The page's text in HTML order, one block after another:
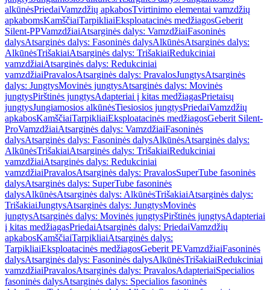
alkūnėsPriedaiVamzdžių apkabosTvirtinimo elementai vamzdžių
apkabomsKamščiaiTarpikliaiEksploatacinės medžiagosGeberit
Silent-PPVamzdžiaiAtsarginės dalys: VamzdžiaiFasoninės
dalysAtsarginės dalys: Fasoninės dalysAlkūnėsAtsarginės dalys:
AlkūnėsTrišakiaiAtsarginės dalys: TrišakiaiRedukciniai
vamzdžiaiAtsarginės dalys: Redukciniai
vamzdžiaiPravalosAtsarginės dalys: PravalosJungtysAtsarginės
dalys: JungtysMovinės jungtysAtsarginės dalys: Movinės
jungtysPirštinės jungtysAdapteriai į kitas medžiagasPrietaisų
jungtysJungiamosios alkūnėsTiesiosios jungtysPriedaiVamzdžių
apkabosKamščiaiTarpikliaiEksploatacinės medžiagosGeberit Silent-
ProVamzdžiaiAtsarginės dalys: VamzdžiaiFasoninės
dalysAtsarginės dalys: Fasoninės dalysAlkūnėsAtsarginės dalys:
AlkūnėsTrišakiaiAtsarginės dalys: TrišakiaiRedukciniai
vamzdžiaiAtsarginės dalys: Redukciniai
vamzdžiaiPravalosAtsarginės dalys: PravalosSuperTube fasoninės
dalysAtsarginės dalys: SuperTube fasoninės
dalysAlkūnėsAtsarginės dalys: AlkūnėsTrišakiaiAtsarginės dalys:
TrišakiaiJungtysAtsarginės dalys: JungtysMovinės
jungtysAtsarginės dalys: Movinės jungtysPirštinės jungtysAdapteriai
į kitas medžiagasPriedaiAtsarginės dalys: PriedaiVamzdžių
apkabosKamščiaiTarpikliaiAtsarginės dalys:
TarpikliaiEksploatacinės medžiagosGeberit PEVamzdžiaiFasoninės
dalysAtsarginės dalys: Fasoninės dalysAlkūnėsTrišakiaiRedukciniai
vamzdžiaiPravalosAtsarginės dalys: PravalosAdapteriaiSpecialios
fasoninės dalysAtsarginės dalys: Specialios fasoninės